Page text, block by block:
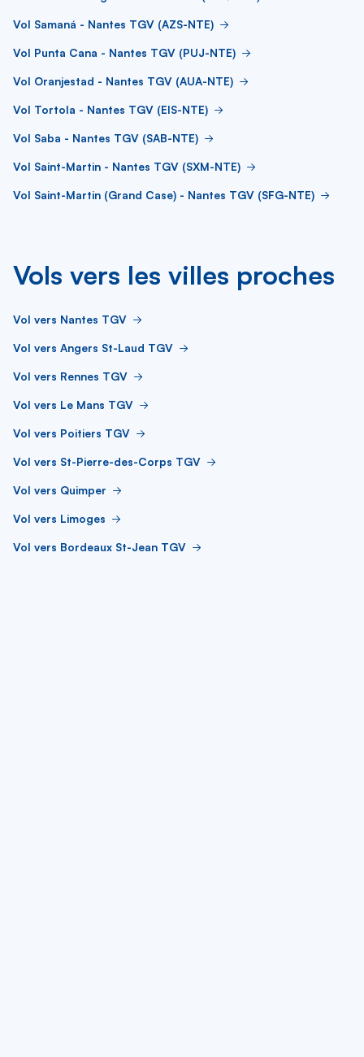
Vol Samaná - Nantes TGV (AZS-NTE)
Vol Punta Cana - Nantes TGV (PUJ-NTE)
Vol Oranjestad - Nantes TGV (AUA-NTE)
Vol Tortola - Nantes TGV (EIS-NTE)
Vol Saba - Nantes TGV (SAB-NTE)
Vol Saint-Martin - Nantes TGV (SXM-NTE)
Vol Saint-Martin (Grand Case) - Nantes TGV (SFG-NTE)
Vols vers les villes proches
Vol vers Nantes TGV
Vol vers Angers St-Laud TGV
Vol vers Rennes TGV
Vol vers Le Mans TGV
Vol vers Poitiers TGV
Vol vers St-Pierre-des-Corps TGV
Vol vers Quimper
Vol vers Limoges
Vol vers Bordeaux St-Jean TGV